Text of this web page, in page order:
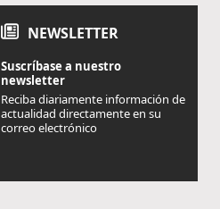
NEWSLETTER
Suscríbase a nuestro
newsletter
Reciba diariamente información de
actualidad directamente en su
correo electrónico